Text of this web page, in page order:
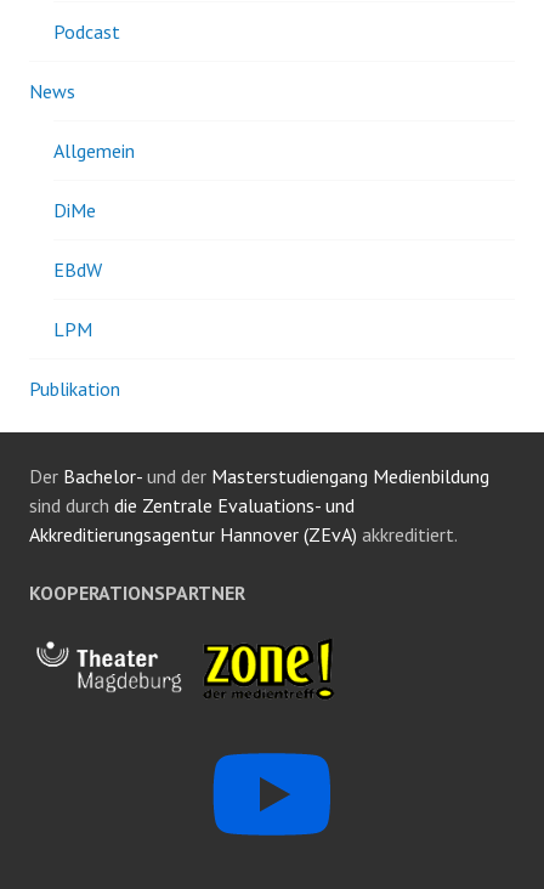
Podcast
News
Allgemein
DiMe
EBdW
LPM
Publikation
Der Bachelor- und der Masterstudiengang Medienbildung
sind durch die Zentrale Evaluations- und
Akkreditierungsagentur Hannover (ZEvA) akkreditiert.
KOOPERATIONSPARTNER